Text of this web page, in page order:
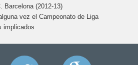
Barcelona (2012-13)
vez el Campeonato de Liga
implicados